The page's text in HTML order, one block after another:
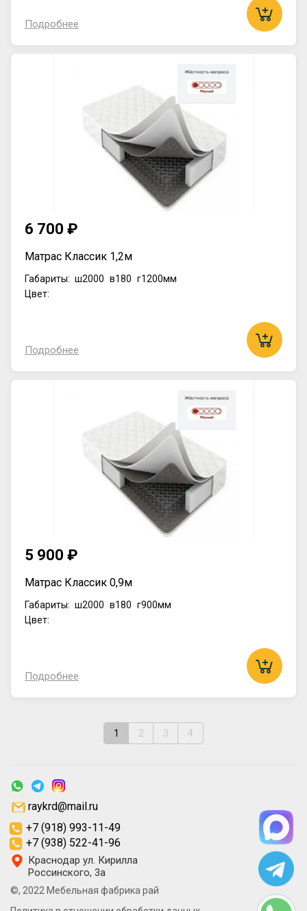
Подробнее
6 700 ₽
Матрас Классик 1,2м
Габариты: ш2000 в180 г1200мм
Цвет:
Подробнее
5 900 ₽
Матрас Классик 0,9м
Габариты: ш2000 в180 г900мм
Цвет:
Подробнее
1 2 3 4
©, 2022 Мебельная фабрика рай
Краснодар ул. Кирилла
Россинского, 3а
+7 (918) 993-11-49
+7 (938) 522-41-96
raykrd@mail.ru